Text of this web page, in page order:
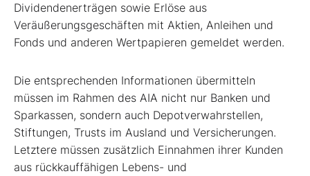
Dividendenerträgen sowie Erlöse aus
Veräußerungsgeschäften mit Aktien, Anleihen und
Fonds und anderen Wertpapieren gemeldet werden.
Die entsprechenden Informationen übermitteln
müssen im Rahmen des AIA nicht nur Banken und
Sparkassen, sondern auch Depotverwahrstellen,
Stiftungen, Trusts im Ausland und Versicherungen.
Letztere müssen zusätzlich Einnahmen ihrer Kunden
aus rückkauffähigen Lebens- und